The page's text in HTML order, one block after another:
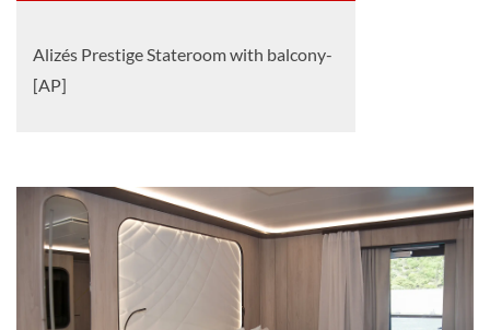
Alizés Prestige Stateroom with balcony-
[AP]
Balkonkabine
Alizés Privilege Suite with balcony-[APS]